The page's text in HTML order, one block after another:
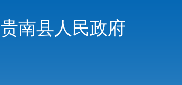
贵南县人民政府